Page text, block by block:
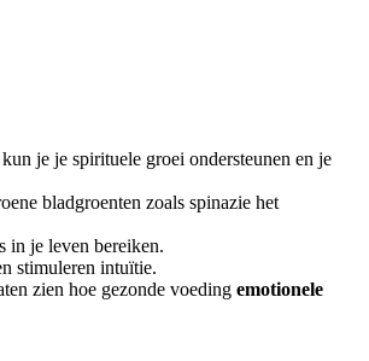
je je spirituele groei ondersteunen en je
bladgroenten zoals spinazie het
in je leven bereiken.
stimuleren intuïtie.
zien hoe gezonde voeding emotionele